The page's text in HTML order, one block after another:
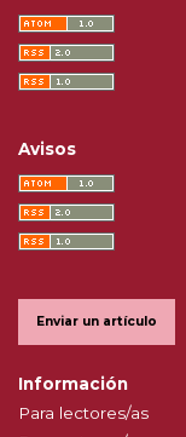
Avisos
Enviar un artículo
Información
Para lectores/as